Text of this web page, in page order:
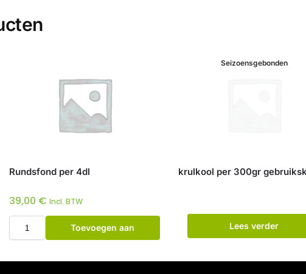
Rundsfond per 4dl
39,00 € Incl. BTW
Toevoegen aan
Seizoensgebonden
krulkool per 300gr
Lees verder